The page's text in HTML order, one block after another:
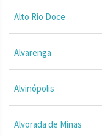
Alto Rio Doce
Alvarenga
Alvinópolis
Alvorada de Minas